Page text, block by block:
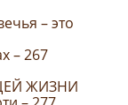
– это
– 267
ЖИЗНИ